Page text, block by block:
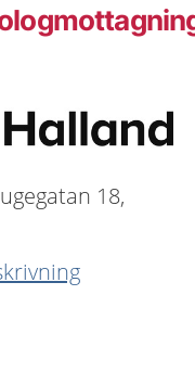
18,